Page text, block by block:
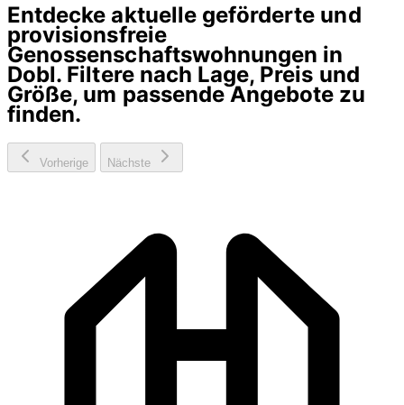
Entdecke aktuelle geförderte und
provisionsfreie
Genossenschaftswohnungen in
Dobl. Filtere nach Lage, Preis und
Größe, um passende Angebote zu
finden.
Vorherige Nächste